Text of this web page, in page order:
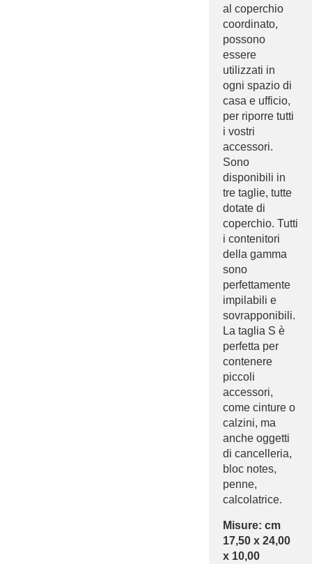
al coperchio
coordinato,
possono
essere
utilizzati in
ogni spazio di
casa e ufficio,
per riporre tutti
i vostri
accessori.
Sono
disponibili in
tre taglie, tutte
dotate di
coperchio. Tutti
i contenitori
della gamma
sono
perfettamente
impilabili e
sovrapponibili.
La taglia S è
perfetta per
contenere
piccoli
accessori,
come cinture o
calzini, ma
anche oggetti
di cancelleria,
bloc notes,
penne,
calcolatrice.
Misure: cm
17,50 x 24,00
x 10,00